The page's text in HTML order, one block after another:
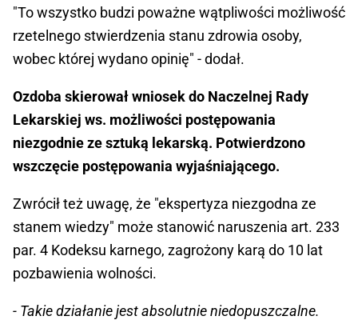
"To wszystko budzi poważne wątpliwości możliwość
rzetelnego stwierdzenia stanu zdrowia osoby,
wobec której wydano opinię" - dodał.
Ozdoba skierował wniosek do Naczelnej Rady
Lekarskiej ws. możliwości postępowania
niezgodnie ze sztuką lekarską. Potwierdzono
wszczęcie postępowania wyjaśniającego.
Zwrócił też uwagę, że "ekspertyza niezgodna ze
stanem wiedzy" może stanowić naruszenia art. 233
par. 4 Kodeksu karnego, zagrożony karą do 10 lat
pozbawienia wolności.
- Takie działanie jest absolutnie niedopuszczalne.